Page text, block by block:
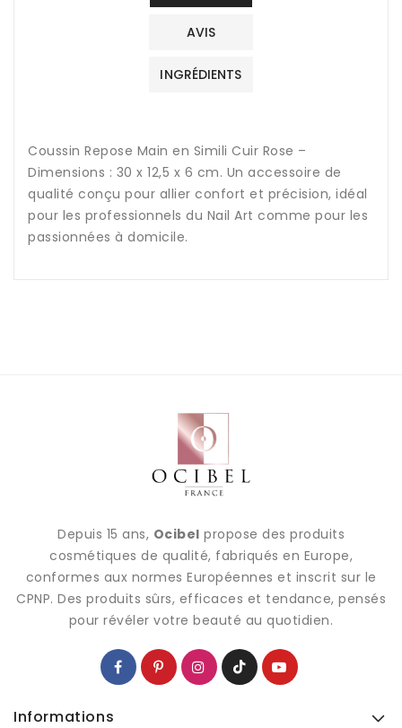
AVIS
INGRÉDIENTS
Coussin Repose Main en Simili Cuir Rose –
Dimensions : 30 x 12,5 x 6 cm. Un accessoire de
qualité conçu pour allier confort et précision, idéal
pour les professionnels du Nail Art comme pour les
passionnées à domicile.
Depuis 15 ans, Ocibel propose des produits
cosmétiques de qualité, fabriqués en Europe,
conformes aux normes Européennes et inscrit sur le
CPNP. Des produits sûrs, efficaces et tendance, pensés
pour révéler votre beauté au quotidien.
Informations